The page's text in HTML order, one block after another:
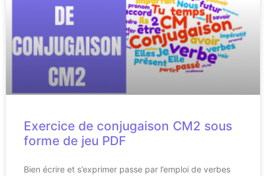
Exercice de conjugaison CM2 sous
forme de jeu PDF
Bien écrire et s’exprimer passe par l’emploi de verbes